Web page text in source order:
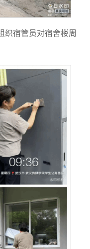
织宿管员对宿舍楼周